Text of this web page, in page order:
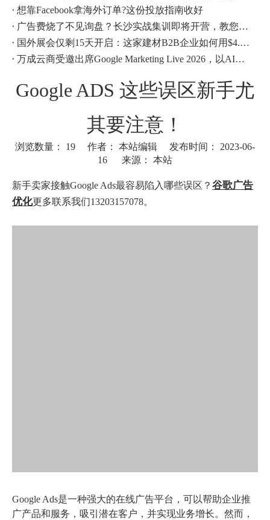
想靠Facebook拿海外订单?这份投放指南收好
广告费烧了不见询盘？长沙实战集训即将开营，教您SEM投放+GEO流量收割，把预算变成真订单
国外展会仅剩15天开启：这家建材B2B企业如何用$4.1撬动近500条本地经销商线索？
万成云商受邀出席Google Marketing Live 2026，以AI之力领航出海增长新浪潮
Google ADS 这些误区新手尤
其要注意！
浏览数量： 19 作者： 本站编辑 发布时间： 2023-06-
16 来源： 本站
新手卖家接触Google Ads最容易陷入哪些误区？ 谷歌广告
优化更多联系我们13203157078。
Google Ads是一种强大的在线广告平台，可以帮助企业推
广产品和服务，吸引潜在客户，并实现业务增长。然而，